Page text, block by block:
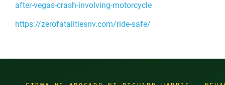
after-vegas-crash-involving-motorcycle
https://zerofatalitiesnv.com/ride-safe/